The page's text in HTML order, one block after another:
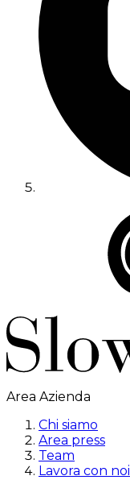
Area Azienda
Chi siamo
Area press
Team
Lavora con noi